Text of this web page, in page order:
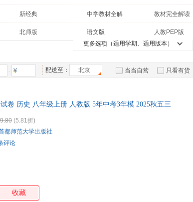
建筑 工业技术 动漫/幽默
亲子/家教 旅游/地图
中译出版社 现代教育出版社
中国社会科学出版社 高等教育出版社
人民文学出版社 世界图书出版公司 中国电力出版社
山东友谊出版社 阳光出版社
江苏人民出版社
崔凯 郑克强 章程
新经典 中学教材全解 教材完全解读
小学知识大全 5.3中考 百题大过关
奥数举一反三 小学大通关 53天天练
北师版 语文版 人教PEP版
沪教版 浙教版
湘教版 华东版
湘少版 河大版 鲁科版
外语教研版
统编版
更多选项（适用学期、适用版本）
- 配送至： 北京 当当自营 只看有货
卷 历史 八年级上册 人教版 5年中考3年模 2025秋五三
(5.81折)
评论
都师范大学出版社
收藏